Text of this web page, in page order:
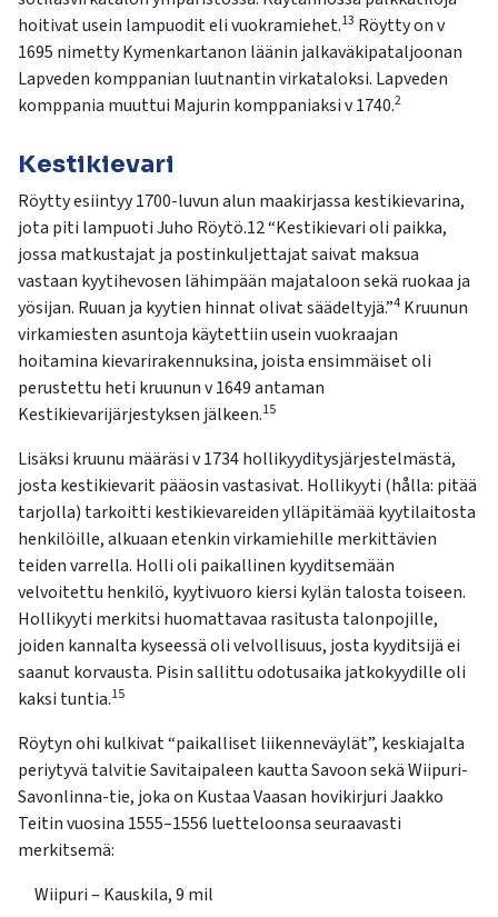
hoitivat usein lampuodit eli vuokramiehet.13 Röytty on v
1695 nimetty Kymenkartanon läänin jalkaväkipataljoonan
Lapveden komppanian luutnantin virkataloksi. Lapveden
komppania muuttui Majurin komppaniaksi v 1740.2
Kestikievari
Röytty esiintyy 1700-luvun alun maakirjassa kestikievarina,
jota piti lampuoti Juho Röytö.12 “Kestikievari oli paikka,
jossa matkustajat ja postinkuljettajat saivat maksua
vastaan kyytihevosen lähimpään majataloon sekä ruokaa ja
yösijan. Ruuan ja kyytien hinnat olivat säädeltyjä.”4 Kruunun
virkamiesten asuntoja käytettiin usein vuokraajan
hoitamina kievarirakennuksina, joista ensimmäiset oli
perustettu heti kruunun v 1649 antaman
Kestikievarijärjestyksen jälkeen.15
Lisäksi kruunu määräsi v 1734 hollikyyditysjärjestelmästä,
josta kestikievarit pääosin vastasivat. Hollikyyti (hålla: pitää
tarjolla) tarkoitti kestikievareiden ylläpitämää kyytilaitosta
henkilöille, alkuaan etenkin virkamiehille merkittävien
teiden varrella. Holli oli paikallinen kyyditsemään
velvoitettu henkilö, kyytivuoro kiersi kylän talosta toiseen.
Hollikyyti merkitsi huomattavaa rasitusta talonpojille,
joiden kannalta kyseessä oli velvollisuus, josta kyyditsijä ei
saanut korvausta. Pisin sallittu odotusaika jatkokyydille oli
kaksi tuntia.15
Röytyn ohi kulkivat “paikalliset liikenneväylät”, keskiajalta
periytyvä talvitie Savitaipaleen kautta Savoon sekä Wiipuri-
Savonlinna-tie, joka on Kustaa Vaasan hovikirjuri Jaakko
Teitin vuosina 1555–1556 luetteloonsa seuraavasti
merkitsemä:
Wiipuri – Kauskila, 9 mil